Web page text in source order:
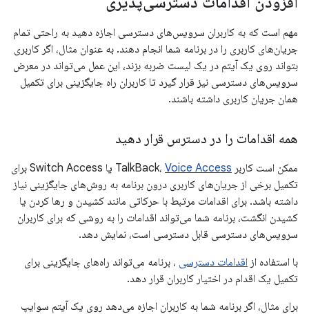
مهم است که به کاربران سرویس‌های دسترسی اجازه دهید به راحتی تمام
جریان‌های کاربری را در برنامه شما انجام دهند. به عنوان مثال، اگر کاربری
بتواند روی یک آیتم در یک لیست ضربه بزند، این عمل می‌تواند در معرض
سرویس‌های دسترسی نیز قرار گیرد تا کاربران راه جایگزینی برای تکمیل
همان جریان کاربری داشته باشند.
همه اقدامات را در دسترس قرار دهید
ممکن است کاربر TalkBack، Voice Access
یا Switch Access برای
تکمیل برخی از جریان‌های کاربری درون برنامه به روش‌های جایگزینی نیاز
داشته باشد. برای اقدامات مرتبط با حرکاتی مانند کشیدن و رها کردن یا
کشیدن انگشت، برنامه شما می‌تواند اقدامات را به روشی که برای کاربران
سرویس‌های دسترسی قابل دسترسی است، نمایش دهد.
با استفاده از اقدامات دسترسی ، برنامه می‌تواند راه‌های جایگزینی برای
تکمیل یک اقدام در اختیار کاربران قرار دهد.
برای مثال، اگر برنامه شما به کاربران اجازه می‌دهد روی یک آیتم سوایپ